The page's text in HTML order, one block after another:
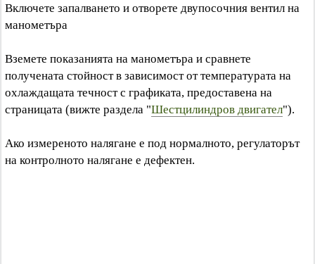
Включете запалването и отворете двупосочния вентил на
манометъра
Вземете показанията на манометъра и сравнете
получената стойност в зависимост от температурата на
охлаждащата течност с графиката, предоставена на
страницата (вижте раздела "Шестцилиндров двигател").
Ако измереното налягане е под нормалното, регулаторът
на контролното налягане е дефектен.